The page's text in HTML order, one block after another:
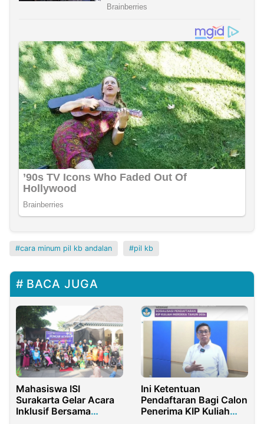
cara minum pil kb andalan pil kb
BACA JUGA
Mahasiswa ISI
Surakarta Gelar Acara
Inklusif Bersama
Ini Ketentuan
Pendaftaran Bagi Calon
Penerima KIP Kuliah